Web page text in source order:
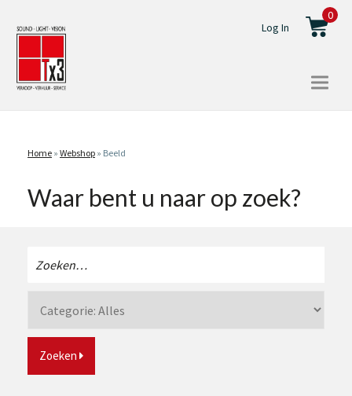
Log In
0
Home » Webshop » Beeld
Waar bent u naar op zoek?
Zoeken
Zoeken